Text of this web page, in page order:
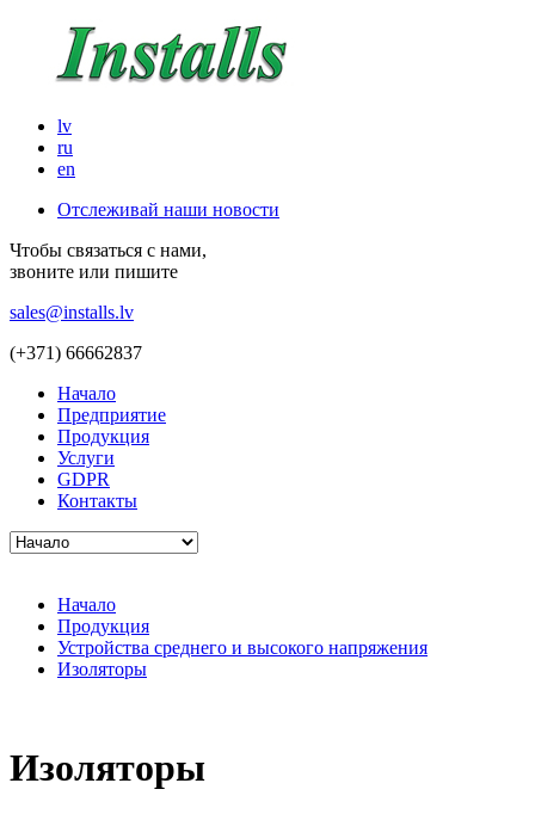
lv
ru
en
Отслеживай наши новости
Чтобы связаться с нами,
звоните или пишите
sales@installs.lv
(+371) 66662837
Начало
Предприятие
Продукция
Услуги
GDPR
Контакты
Начало
Продукция
Устройства среднего и высокого напряжения
Изоляторы
Изоляторы